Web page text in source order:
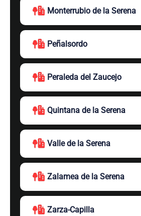
Monterrubio de la Serena
Peñalsordo
Peraleda del Zaucejo
Quintana de la Serena
Valle de la Serena
Zalamea de la Serena
Zarza-Capilla